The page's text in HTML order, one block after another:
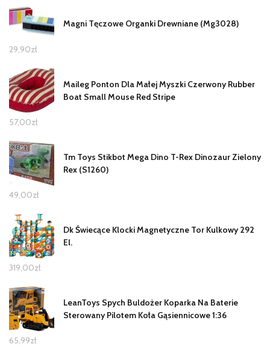
Magni Tęczowe Organki Drewniane (Mg3028)
29,90zł
Maileg Ponton Dla Małej Myszki Czerwony Rubber
Boat Small Mouse Red Stripe
57,00zł
Tm Toys Stikbot Mega Dino T-Rex Dinozaur Zielony
Rex (S1260)
49,00zł
Dk Świecące Klocki Magnetyczne Tor Kulkowy 292
El.
319,00zł
LeanToys Spych Buldożer Koparka Na Baterie
Sterowany Pilotem Koła Gąsiennicowe 1:36
65,99zł